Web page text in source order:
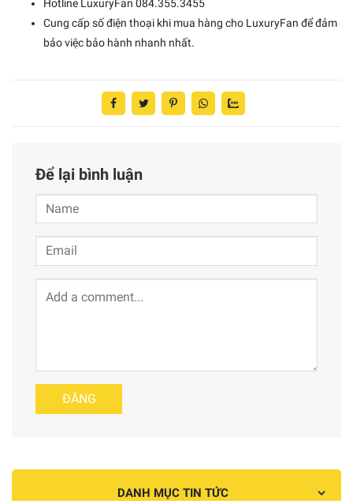
Hotline LuxuryFan 084.355.3455
Cung cấp số điện thoại khi mua hàng cho LuxuryFan để đảm
bảo việc bảo hành nhanh nhất.
Để lại bình luận
DANH MỤC TIN TỨC